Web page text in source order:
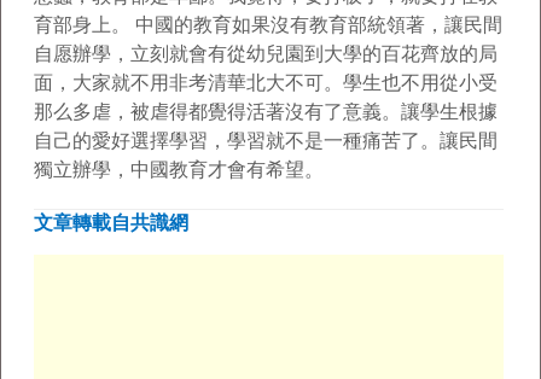
育部身上。 中國的教育如果沒有教育部統領著，讓民間
自愿辦學，立刻就會有從幼兒園到大學的百花齊放的局
面，大家就不用非考清華北大不可。學生也不用從小受
那么多虐，被虐得都覺得活著沒有了意義。讓學生根據
自己的愛好選擇學習，學習就不是一種痛苦了。讓民間
獨立辦學，中國教育才會有希望。
文章轉載自共識網